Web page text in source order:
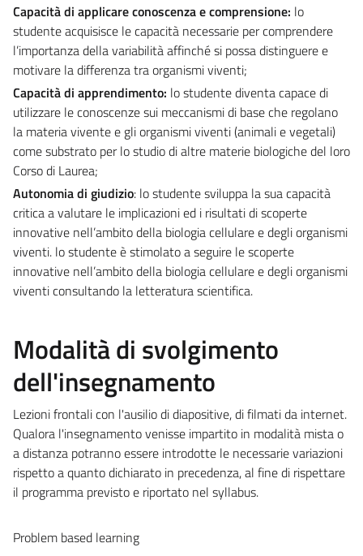
Capacità di applicare conoscenza e comprensione: lo
studente acquisisce le capacità necessarie per comprendere
l’importanza della variabilità affinché si possa distinguere e
motivare la differenza tra organismi viventi;
Capacità di apprendimento: lo studente diventa capace di
utilizzare le conoscenze sui meccanismi di base che regolano
la materia vivente e gli organismi viventi (animali e vegetali)
come substrato per lo studio di altre materie biologiche del loro
Corso di Laurea;
Autonomia di giudizio: lo studente sviluppa la sua capacità
critica a valutare le implicazioni ed i risultati di scoperte
innovative nell’ambito della biologia cellulare e degli organismi
viventi. lo studente è stimolato a seguire le scoperte
innovative nell’ambito della biologia cellulare e degli organismi
viventi consultando la letteratura scientifica.
Modalità di svolgimento
dell'insegnamento
Lezioni frontali con l'ausilio di diapositive, di filmati da internet.
Qualora l'insegnamento venisse impartito in modalità mista o
a distanza potranno essere introdotte le necessarie variazioni
rispetto a quanto dichiarato in precedenza, al fine di rispettare
il programma previsto e riportato nel syllabus.
Problem based learning